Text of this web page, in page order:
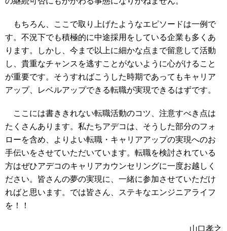
もちろん、ここで取り上げたようなエピソードは一例で
す。不況下でも積極的に中途採用をしている企業も多くあ
ります。しかし、今まで以上に細かな点まで留意して活動
し、貴重なチャンスを逃すことがないように心がけること
が重要です。そうすればこうした時期であってもキャリア
アップ、レベルアップできる転職が実現できるはずです。
ここには書ききれない転職活動のコツ、注意すべき点は
たくさんあります。私たちアデコは、そうした部分のフォ
ローを含め、よりよい転職・キャリアアップの実現へのお
手伝いをさせていただいています。転職を検討されている
方はぜひアデコのキャリアカウンセリングに一度お越しく
ださい。皆さんの夢の実現に、一緒に参加させていただけ
ればと思います。では皆さん、ステキなエンジニアライフ
を！！
山口孝之